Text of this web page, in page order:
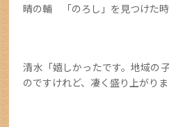
晴の輔 「のろし」を見つけた時
清水「嬉しかったです。地域の
のですけれど、凄く盛り上がりま